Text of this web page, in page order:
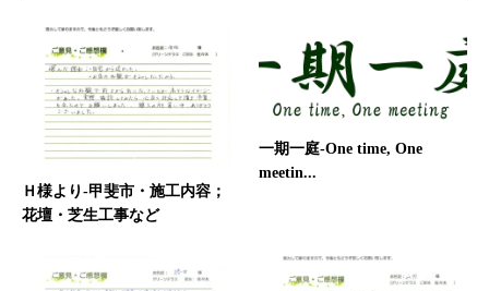
Ｈ様より-甲斐市・施工内容；
花壇・芝生工事など
一期一庭-One time, One
meetin...